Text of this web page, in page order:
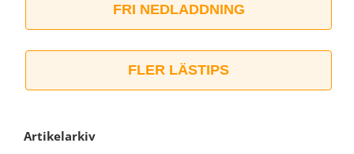
FRI NEDLADDNING
FLER LÄSTIPS
Artikelarkiv